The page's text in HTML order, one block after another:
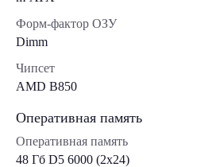
Форм-фактор ОЗУ
Dimm
Чипсет
AMD B850
Оперативная память
Оперативная память
48 Гб D5 6000 (2х24)